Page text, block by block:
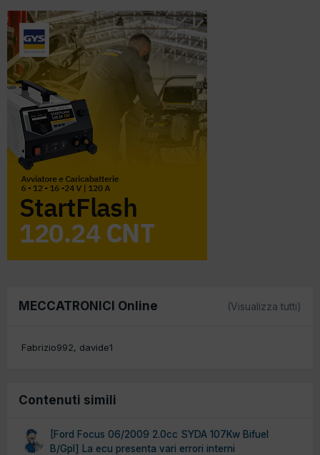
MECCATRONICI Online (Visualizza tutti)
Fabrizio992 davide1
Contenuti simili
[Ford Focus 06/2009 2.0cc SYDA 107Kw Bifuel
B/Gpl] La ecu presenta vari errori interni